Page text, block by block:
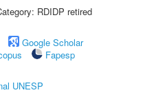
RDIDP retired
Google Scholar
Fapesp
UNESP